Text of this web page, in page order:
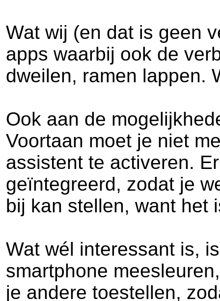
Wat wij (en dat is geen
apps waarbij ook de
dweilen, ramen lappen.
Ook aan de
Voortaan moet je niet
assistent te activeren.
geïntegreerd, zodat je
bij kan stellen, want het
Wat wél interessant is,
smartphone
je andere toestellen,